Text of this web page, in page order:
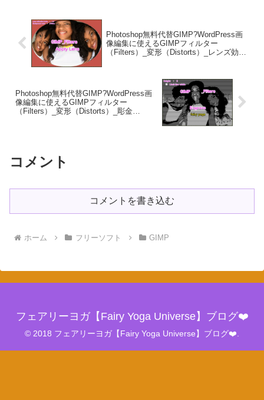
Photoshop無料代替GIMP?WordPress画
像編集に使えるGIMPフィルター
（Filters）_変形（Distorts）_レンズ効果
Photoshop無料代替GIMP?WordPress画
像編集に使えるGIMPフィルター
（Filters）_変形（Distorts）_彫金
コメント
コメントを書き込む
ホーム フリーソフト GIMP
フェアリーヨガ【Fairy Yoga Universe】ブログ❤️
© 2018 フェアリーヨガ【Fairy Yoga Universe】ブログ❤️.